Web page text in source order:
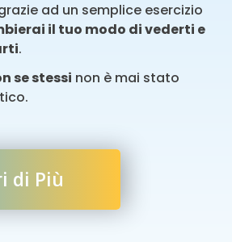
ad un semplice esercizio
il tuo modo di vederti e
.
se stessi non è mai stato
di Più